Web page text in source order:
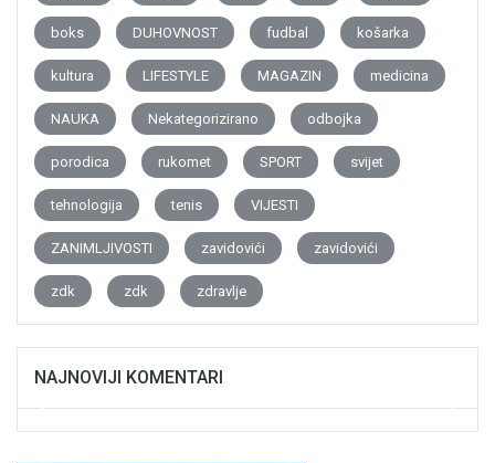
boks DUHOVNOST fudbal košarka
kultura LIFESTYLE MAGAZIN medicina
NAUKA Nekategorizirano odbojka
porodica rukomet SPORT svijet
tehnologija tenis VIJESTI
ZANIMLJIVOSTI zavidovići zavidovići
zdk zdk zdravlje
NAJNOVIJI KOMENTARI